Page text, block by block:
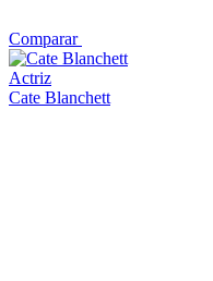
Comparar
Actriz
Cate Blanchett